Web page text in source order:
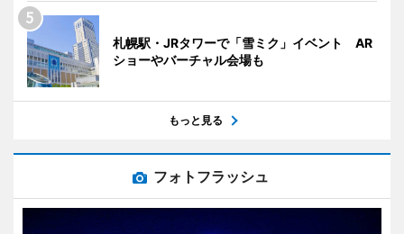
札幌駅・JRタワーで「雪ミク」イベント AR
ショーやバーチャル会場も
もっと見る
フォトフラッシュ